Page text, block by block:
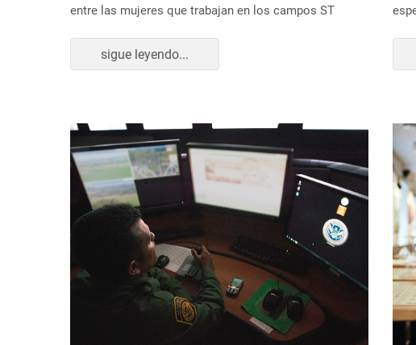
entre las mujeres que trabajan en los campos ST
sigue leyendo...